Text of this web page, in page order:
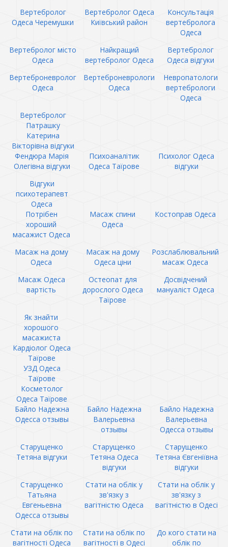
Вертебролог
Одеса Черемушки
Вертебролог Одеса
Київський район
Консультація
вертебролога
Одеса
Вертебролог місто
Одеса
Найкращий
вертебролог Одеса
Вертебролог
Одеса відгуки
Вертеброневролог
Одеса
Вертеброневрологи
Одеса
Невропатологи
вертебрологи
Одеса
Вертебролог
Патрашку
Катерина
Вікторівна відгуки
Фендюра Марія
Олегівна відгуки
Психоаналітик
Одеса Таїрове
Психолог Одеса
відгуки
Відгуки
психотерапевт
Одеса
Потрібен
хороший
масажист Одеса
Масаж спини
Одеса
Костоправ Одеса
Масаж на дому
Одеса
Масаж на дому
Одеса ціни
Розслаблювальний
масаж Одеса
Масаж Одеса
вартість
Остеопат для
дорослого Одеса
Таїрове
Досвідчений
мануаліст Одеса
Як знайти
хорошого
масажиста
Кардіолог Одеса
Таїрове
УЗД Одеса
Таїрове
Косметолог
Одеса Таїрове
Байло Надежна
Одесса отзывы
Байло Надежна
Валерьевна
отзывы
Байло Надежна
Валерьевна
Одесса отзывы
Старущенко
Тетяна відгуки
Старущенко
Тетяна Одеса
відгуки
Старущенко
Тетяна Євгеніївна
відгуки
Старущенко
Татьяна
Евгеньевна
Одесса отзывы
Стати на облік у
зв'язку з
вагітністю Одеса
Стати на облік у
зв'язку з
вагітністю в Одесі
Стати на облік по
вагітності Одеса
Стати на облік по
вагітності в Одесі
До кого стати на
облік по